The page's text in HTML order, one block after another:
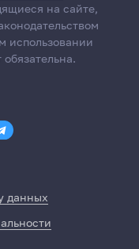
данных
на сайте,
использовании